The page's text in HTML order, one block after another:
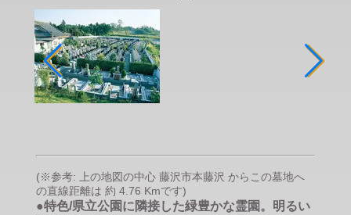
(※参考: 上の地図の中心 藤沢市本藤沢 からこの墓地へ
の直線距離は 約 4.76 Kmです)
●特色/県立公園に隣接した緑豊かな霊園。明るい